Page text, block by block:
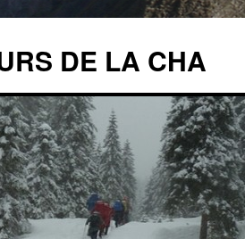
DE LA CHA